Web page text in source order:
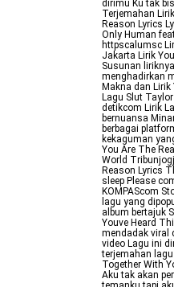
dirimu Ku tak
Terjemahan
Reason Lyrics
Only Human
httpscalumsc
Jakarta Lirik
Susunan
menghadirkan
Makna dan
Lagu Slut
detikcom Lirik
bernuansa
berbagai
kekaguman
You Are The
World
Reason Lyrics
sleep Please
KOMPAScom
lagu yang
album bertajuk
Youve Heard
mendadak viral
video Lagu ini
terjemahan
Together With
Aku tak akan